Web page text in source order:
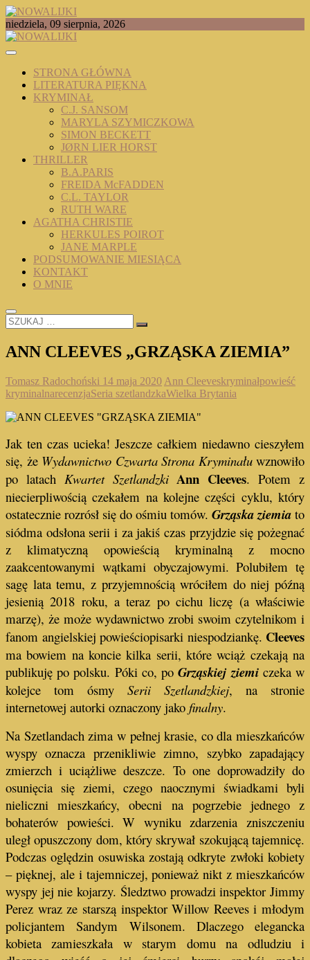
Skip
to
content
NOWALIJKI
TOMASZ RADOCHOŃSKI PISZE O KSIĄŻKACH
niedziela, 09 sierpnia, 2026
STRONA GŁÓWNA
LITERATURA PIĘKNA
KRYMINAŁ
C.J. SANSOM
MARYLA SZYMICZKOWA
SIMON BECKETT
JØRN LIER HORST
THRILLER
B.A.PARIS
FREIDA McFADDEN
C.L. TAYLOR
RUTH WARE
AGATHA CHRISTIE
HERKULES POIROT
JANE MARPLE
PODSUMOWANIE MIESIĄCA
KONTAKT
O MNIE
SZUKAJ
…
ANN CLEEVES „GRZĄSKA ZIEMIA”
Tomasz Radochoński 14 maja 2020 Ann Cleeveskryminałpowieść
kryminalnarecenzjaSeria szetlandzkaWielka Brytania
Jak ten czas ucieka! Jeszcze całkiem niedawno cieszyłem
się, żeWydawnictwo Czwarta Strona Kryminałuwznowiło
po latach Kwartet Szetlandzki Ann Cleeves. Potem z
niecierpliwością czekałem na kolejne części cyklu, który
ostatecznie rozrósł się do ośmiu tomów. Grząska ziemia to
siódma odsłona serii i za jakiś czas przyjdzie się pożegnać
z klimatyczną opowieścią kryminalną z mocno
zaakcentowanymi wątkami obyczajowymi. Polubiłem tę
sagę lata temu, z przyjemnością wróciłem do niej późną
jesienią 2018 roku, a teraz po cichu liczę (a właściwie
marzę), że może wydawnictwo zrobi swoim czytelnikom i
fanom angielskiej powieściopisarki niespodziankę. Cleeves
ma bowiem na koncie kilka serii, które wciąż czekają na
publikuję po polsku. Póki co, poGrząskiej ziemiczeka w
kolejce tom ósmy Serii Szetlandzkiej, na stronie
internetowej autorki oznaczony jako finalny.
Na Szetlandach zima w pełnej krasie, co dla mieszkańców
wyspy oznacza przenikliwie zimno, szybko zapadający
zmierzch i uciążliwe deszcze. To one doprowadziły do
osunięcia się ziemi, czego naocznymi świadkami byli
nieliczni mieszkańcy, obecni na pogrzebie jednego z
bohaterów powieści. W wyniku zdarzenia zniszczeniu
uległ opuszczony dom, który skrywał szokującą tajemnicę.
Podczas oględzin osuwiska zostają odkryte zwłoki kobiety
– pięknej, ale i tajemniczej, ponieważ nikt z mieszkańców
wyspy jej nie kojarzy. Śledztwo prowadzi inspektor Jimmy
Perez wraz ze starszą inspektor Willow Reeves i młodym
policjantem Sandym Wilsonem. Dlaczego elegancka
kobieta zamieszkała w starym domu na odludziu i